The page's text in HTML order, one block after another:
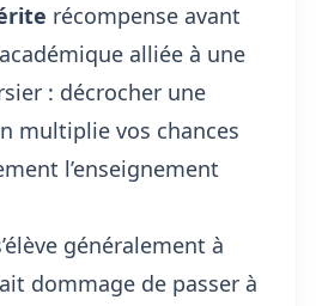
récompense avant
alliée à une
: décrocher une
multiplie vos chances
l’enseignement
généralement à
dommage de passer à